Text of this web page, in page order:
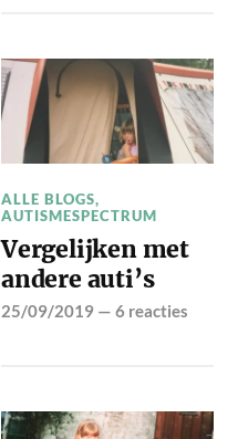
ALLE BLOGS,
AUTISMESPECTRUM
Vergelijken met
andere auti’s
25/09/2019 —6 reacties